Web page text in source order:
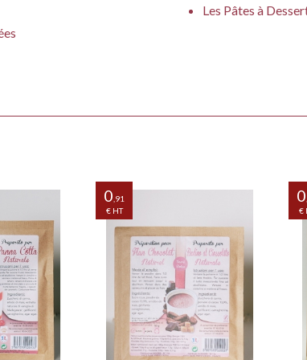
Desserts
Les Pâtes à
0 ,91
€ HT
0
€